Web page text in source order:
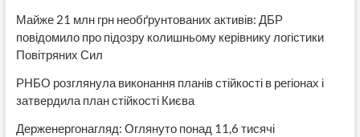
Майже 21 млн грн необґрунтованих активів: ДБР
повідомило про підозру колишньому керівнику логістики
Повітряних Сил
РНБО розглянула виконання планів стійкості в регіонах і
затвердила план стійкості Києва
Держенергонагляд: Оглянуто понад 11,6 тисячі